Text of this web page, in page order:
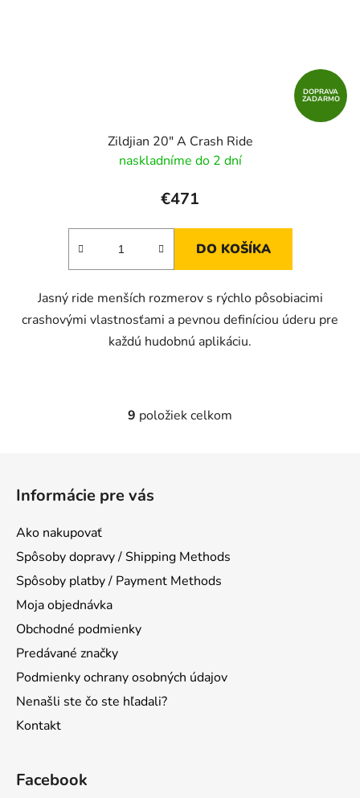
DOPRAVA
ZADARMO
Zildjian 20" A Crash Ride
naskladníme do 2 dní
€471
DO KOŠÍKA
Jasný ride menších rozmerov s rýchlo pôsobiacimi
crashovými vlastnosťami a pevnou definíciou úderu pre
každú hudobnú aplikáciu.
O
i
e
p
v
ý
9 položiek celkom
Informácie pre vás
Ako nakupovať
Spôsoby dopravy / Shipping Methods
Spôsoby platby / Payment Methods
Moja objednávka
Obchodné podmienky
Predávané značky
Podmienky ochrany osobných údajov
Nenašli ste čo ste hľadali?
Kontakt
Facebook